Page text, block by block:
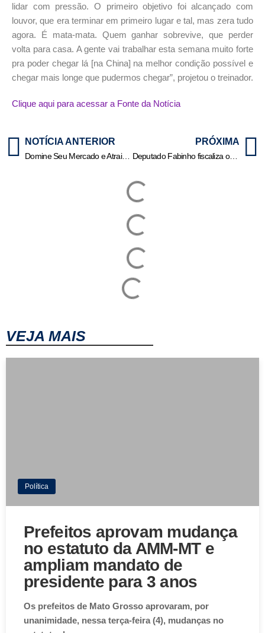
lidar com pressão. O primeiro objetivo foi alcançado com
louvor, que era terminar em primeiro lugar e tal, mas zera tudo
agora. É mata-mata. Quem ganhar sobrevive, que perder
volta para casa. A gente vai trabalhar esta semana muito forte
pra poder chegar lá [na China] na melhor condição possível e
chegar mais longe que pudermos chegar”, projetou o treinador.
Clique aqui para acessar a Fonte da Notícia
NOTÍCIA ANTERIOR
Domine Seu Mercado e Atraia Clientes
PRÓXIMA
Deputado Fabinho fiscaliza obras da nova Orla do Rio Araguaia em São Félix
VEJA MAIS
Política
Prefeitos aprovam mudança
no estatuto da AMM-MT e
ampliam mandato de
presidente para 3 anos
Os prefeitos de Mato Grosso aprovaram, por
unanimidade, nessa terça-feira (4), mudanças no